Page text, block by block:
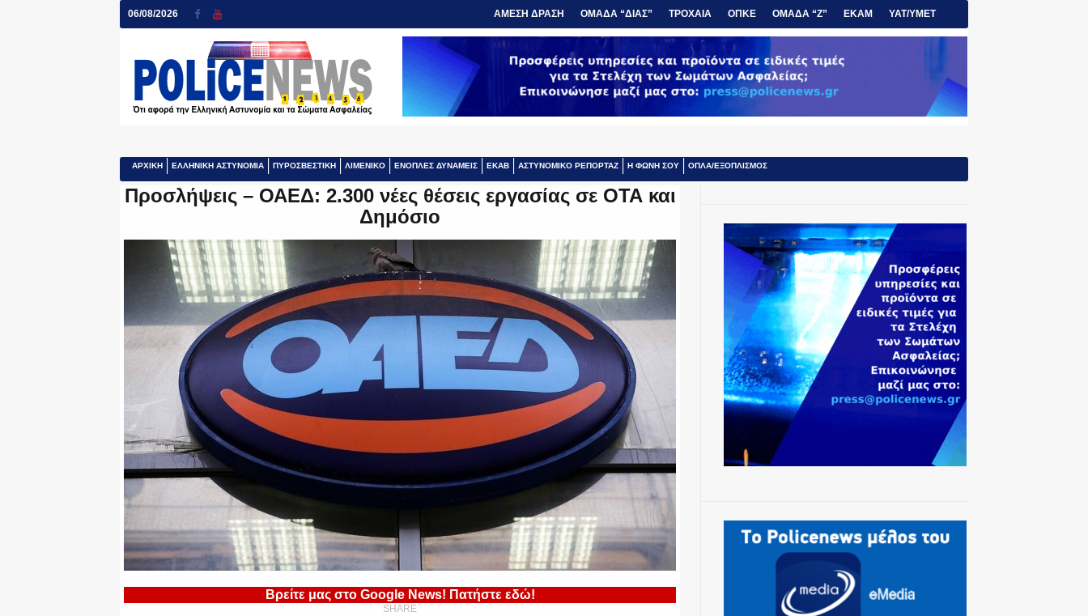
06/08/2026 ΑΜΕΣΗ ΔΡΑΣΗ ΟΜΑΔΑ “ΔΙΑΣ” ΤΡΟΧΑΙΑ ΟΠΚΕ ΟΜΑΔΑ “Ζ” ΕΚΑΜ ΥΑΤ/ΥΜΕΤ
ΑΡΧΙΚΗ ΕΛΛΗΝΙΚΗ ΑΣΤΥΝΟΜΙΑ ΠΥΡΟΣΒΕΣΤΙΚΗ ΛΙΜΕΝΙΚΟ ΕΝΟΠΛΕΣ ΔΥΝΑΜΕΙΣ ΕΚΑΒ ΑΣΤΥΝΟΜΙΚΟ ΡΕΠΟΡΤΑΖ Η ΦΩΝΗ ΣΟΥ ΟΠΛΑ/ΕΞΟΠΛΙΣΜΟΣ
Προσλήψεις – ΟΑΕΔ: 2.300 νέες θέσεις εργασίας σε ΟΤΑ και
Δημόσιο
Βρείτε μας στο Google News! Πατήστε εδώ!
SHARE